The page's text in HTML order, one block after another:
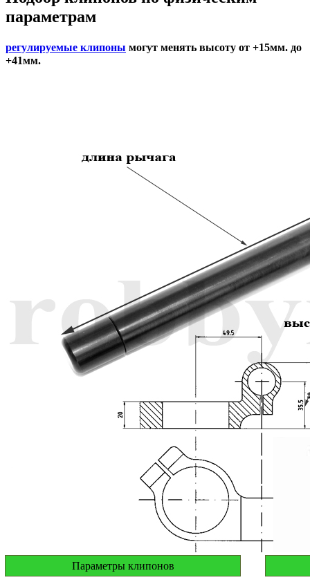
параметрам
регулируемые клипоны могут менять высоту от +15мм. до
+41мм.
Параметры клипонов